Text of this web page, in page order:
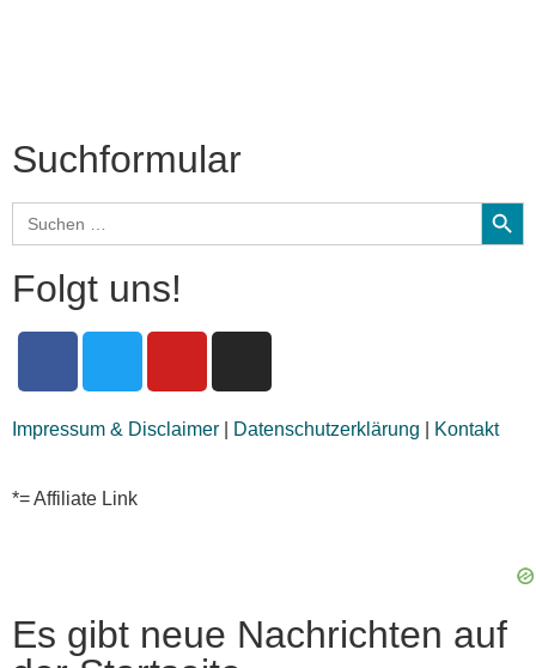
Suchformular
Search
for:
Folgt uns!
Impressum & Disclaimer Datenschutzerklärung Kontakt
*= Affiliate Link
Es gibt neue Nachrichten auf